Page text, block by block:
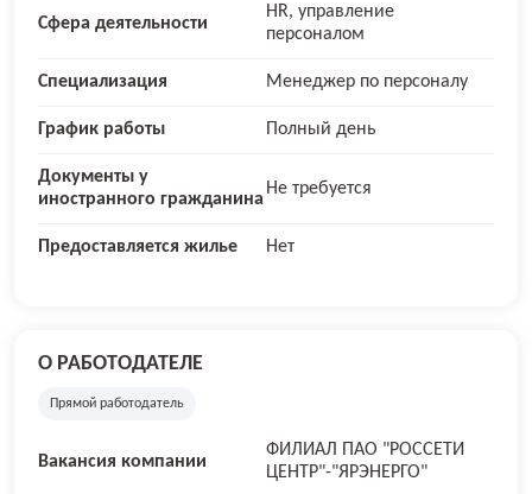
Сфера деятельности
HR, управление
персоналом
Специализация Менеджер по персоналу
График работы Полный день
Документы у
иностранного гражданина
Не требуется
Предоставляется жилье Нет
О РАБОТОДАТЕЛЕ
Прямой работодатель
Вакансия компании
ФИЛИАЛ ПАО "РОССЕТИ
ЦЕНТР"-"ЯРЭНЕРГО"